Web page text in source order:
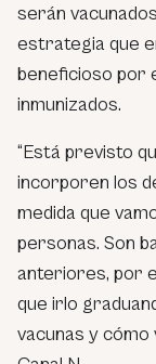
serán
estrategia que
beneficioso por
inmunizados.
“Está previsto
incorporen los
medida que
personas. Son
anteriores, por
que irlo
vacunas y cómo